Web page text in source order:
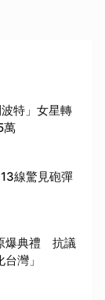
特」女星轉
萬
線驚見砲彈
爆典禮 抗議
灣」